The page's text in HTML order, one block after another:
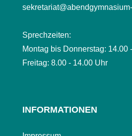
Sprechzeiten:
Montag bis Donnerstag: 14.00
Freitag: 8.00 - 14.00 Uhr
INFORMATIONEN